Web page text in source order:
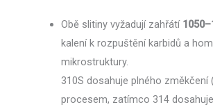
Obě slitiny vyžadují zahřátí
kalení k rozpuštění karbidů a
mikrostruktury.
310S dosahuje plného změkčení
procesem, zatímco 314